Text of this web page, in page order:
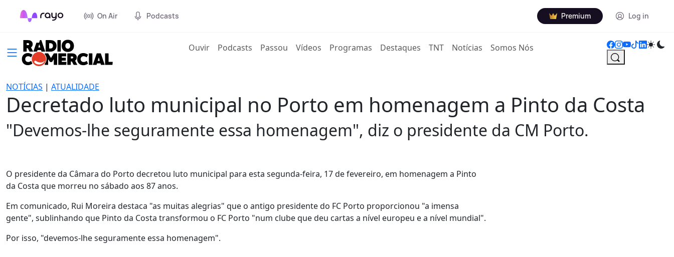
On Air Podcasts Premium Log in
Ouvir(current)
Podcasts Passou Vídeos Programas Destaques TNT Notícias Somos Nós
NOTÍCIAS | ATUALIDADE
Decretado luto municipal no Porto em homenagem a Pinto da Costa
"Devemos-lhe seguramente essa homenagem", diz o presidente da CM Porto.
O presidente da Câmara do Porto decretou luto municipal para esta segunda-feira, 17 de fevereiro, em homenagem a Pinto
da Costa que morreu no sábado aos 87 anos.
Em comunicado, Rui Moreira destaca "as muitas alegrias" que o antigo presidente do FC Porto proporcionou "a imensa
gente", sublinhando que Pinto da Costa transformou o FC Porto "num clube que deu cartas a nível europeu e a nível mundial".
Por isso, "devemos-lhe seguramente essa homenagem".